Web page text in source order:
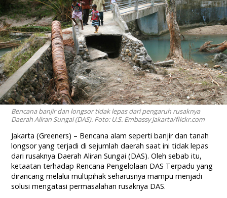
Bencana banjir dan longsor tidak lepas dari pengaruh rusaknya
Daerah Aliran Sungai (DAS). Foto: U.S. Embassy Jakarta/flickr.com
Jakarta (Greeners) – Bencana alam seperti banjir dan tanah
longsor yang terjadi di sejumlah daerah saat ini tidak lepas
dari rusaknya Daerah Aliran Sungai (DAS). Oleh sebab itu,
ketaatan terhadap Rencana Pengelolaan DAS Terpadu yang
dirancang melalui multipihak seharusnya mampu menjadi
solusi mengatasi permasalahan rusaknya DAS.